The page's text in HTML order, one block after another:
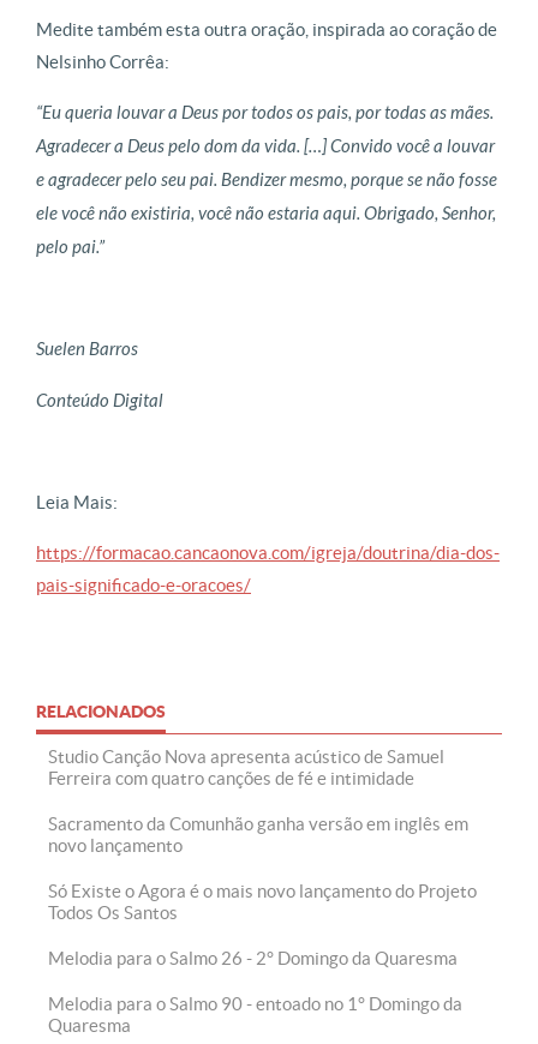
Medite também esta outra oração, inspirada ao coração de
Nelsinho Corrêa:
“Eu queria louvar a Deus por todos os pais, por todas as mães.
Agradecer a Deus pelo dom da vida. […] Convido você a louvar
e agradecer pelo seu pai. Bendizer mesmo, porque se não fosse
ele você não existiria, você não estaria aqui. Obrigado, Senhor,
pelo pai.”
Suelen Barros
Conteúdo Digital
Leia Mais:
https://formacao.cancaonova.com/igreja/doutrina/dia-dos-
pais-significado-e-oracoes/
RELACIONADOS
Studio Canção Nova apresenta acústico de Samuel
Ferreira com quatro canções de fé e intimidade
Sacramento da Comunhão ganha versão em inglês em
novo lançamento
Só Existe o Agora é o mais novo lançamento do Projeto
Todos Os Santos
Melodia para o Salmo 26 - 2° Domingo da Quaresma
Melodia para o Salmo 90 - entoado no 1° Domingo da
Quaresma